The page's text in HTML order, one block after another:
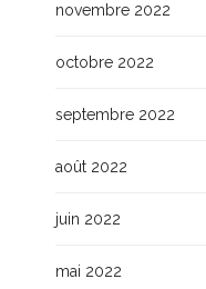
novembre 2022
octobre 2022
septembre 2022
août 2022
juin 2022
mai 2022